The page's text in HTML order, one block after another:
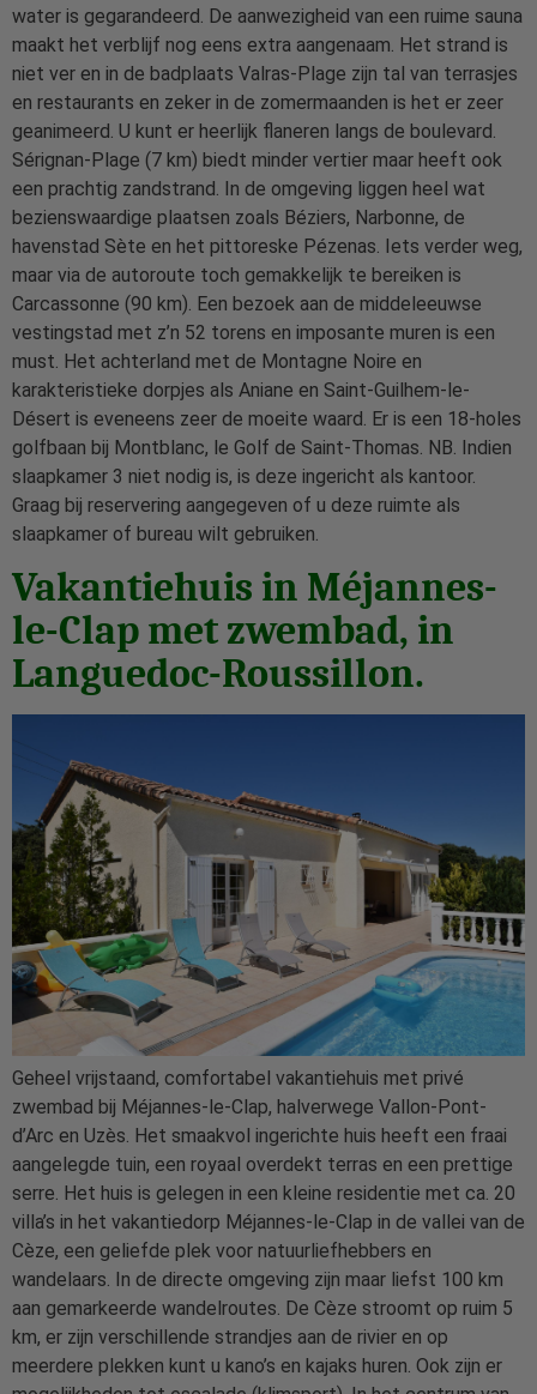
water is gegarandeerd. De aanwezigheid van een ruime sauna
maakt het verblijf nog eens extra aangenaam. Het strand is
niet ver en in de badplaats Valras-Plage zijn tal van terrasjes
en restaurants en zeker in de zomermaanden is het er zeer
geanimeerd. U kunt er heerlijk flaneren langs de boulevard.
Sérignan-Plage (7 km) biedt minder vertier maar heeft ook
een prachtig zandstrand. In de omgeving liggen heel wat
bezienswaardige plaatsen zoals Béziers, Narbonne, de
havenstad Sète en het pittoreske Pézenas. Iets verder weg,
maar via de autoroute toch gemakkelijk te bereiken is
Carcassonne (90 km). Een bezoek aan de middeleeuwse
vestingstad met z’n 52 torens en imposante muren is een
must. Het achterland met de Montagne Noire en
karakteristieke dorpjes als Aniane en Saint-Guilhem-le-
Désert is eveneens zeer de moeite waard. Er is een 18-holes
golfbaan bij Montblanc, le Golf de Saint-Thomas. NB. Indien
slaapkamer 3 niet nodig is, is deze ingericht als kantoor.
Graag bij reservering aangegeven of u deze ruimte als
slaapkamer of bureau wilt gebruiken.
Vakantiehuis in Méjannes-
le-Clap met zwembad, in
Languedoc-Roussillon.
Geheel vrijstaand, comfortabel vakantiehuis met privé
zwembad bij Méjannes-le-Clap, halverwege Vallon-Pont-
d’Arc en Uzès. Het smaakvol ingerichte huis heeft een fraai
aangelegde tuin, een royaal overdekt terras en een prettige
serre. Het huis is gelegen in een kleine residentie met ca. 20
villa’s in het vakantiedorp Méjannes-le-Clap in de vallei van de
Cèze, een geliefde plek voor natuurliefhebbers en
wandelaars. In de directe omgeving zijn maar liefst 100 km
aan gemarkeerde wandelroutes. De Cèze stroomt op ruim 5
km, er zijn verschillende strandjes aan de rivier en op
meerdere plekken kunt u kano’s en kajaks huren. Ook zijn er